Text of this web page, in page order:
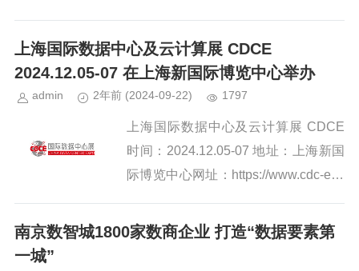
ide.org.cn/站在“十四五”...
上海国际数据中心及云计算展 CDCE
2024.12.05-07 在上海新国际博览中心举办
admin 2年前 (2024-09-22) 1797
上海国际数据中心及云计算展 CDCE
时间：2024.12.05-07 地址：上海新国
际博览中心网址：https://www.cdc-exp
南京数智城1800家数商企业 打造“数据要素第
一城”